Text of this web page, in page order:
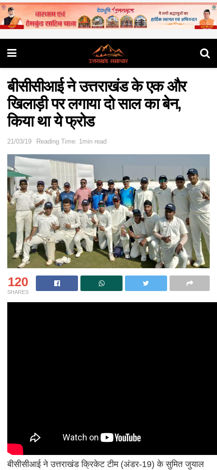
बीसीसीआई ने उत्तराखंड के एक और
खिलाड़ी पर लगाया दो साल का बेन,
किया था ये फ्रोड
21/03/19 Reading Time: 1min read
120
SHARES
बीसीसीआई ने उत्तराखंड क्रिकेट टीम (अंडर-19) के सुमित जुयाल